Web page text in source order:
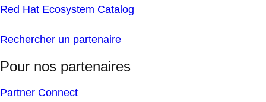
Red Hat Ecosystem Catalog
Rechercher un partenaire
Pour nos partenaires
Partner Connect